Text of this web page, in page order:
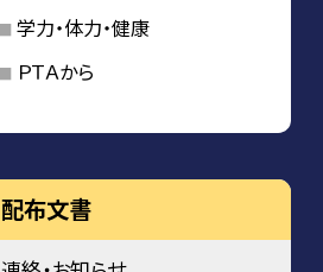
学力・体力・健康
ＰＴＡから
配布文書